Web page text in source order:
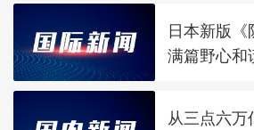
日本新版《
满篇野心和
从三点六万